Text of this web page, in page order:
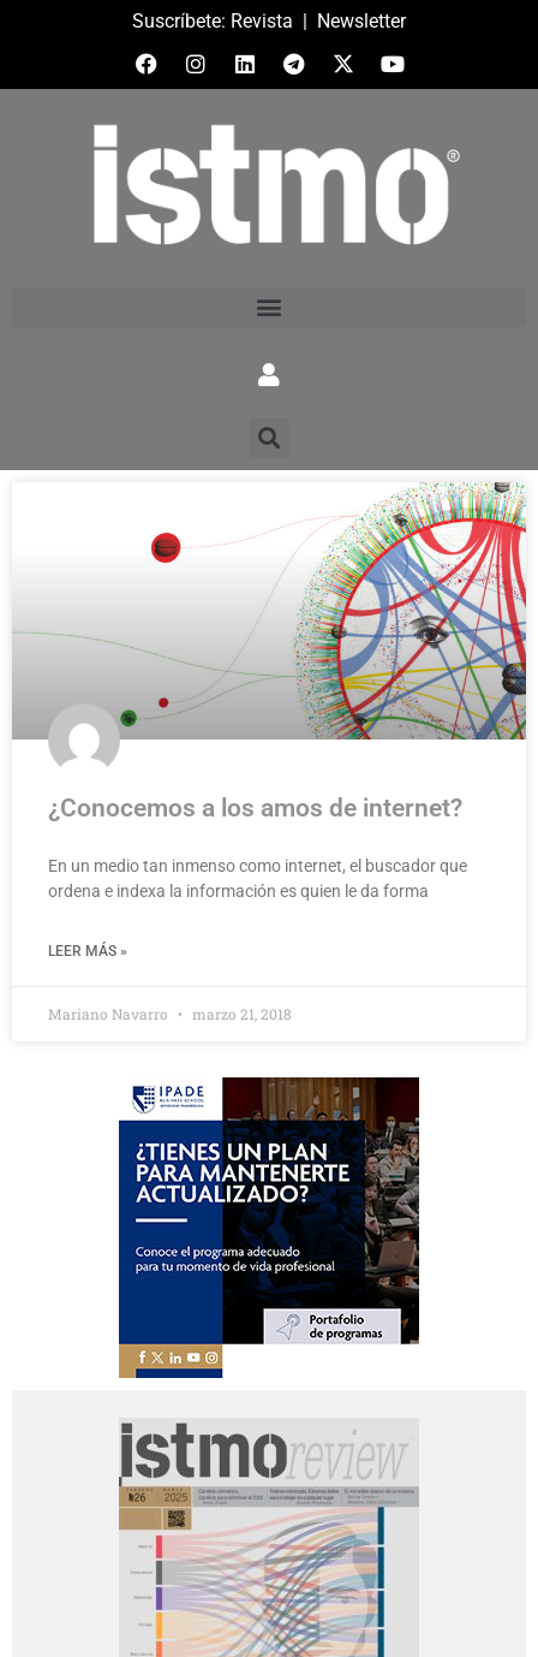
Suscríbete: Revista | Newsletter
¿Conocemos a los amos de internet?
En un medio tan inmenso como internet, el buscador que
ordena e indexa la información es quien le da forma
LEER MÁS »
Mariano Navarro marzo 21, 2018